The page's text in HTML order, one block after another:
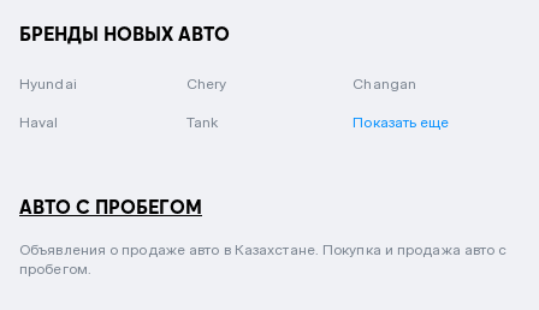
БРЕНДЫ НОВЫХ АВТО
Hyundai Chery Changan
Haval Tank Показать еще
АВТО С ПРОБЕГОМ
Объявления о продаже авто в Казахстане. Покупка и продажа авто с
пробегом.